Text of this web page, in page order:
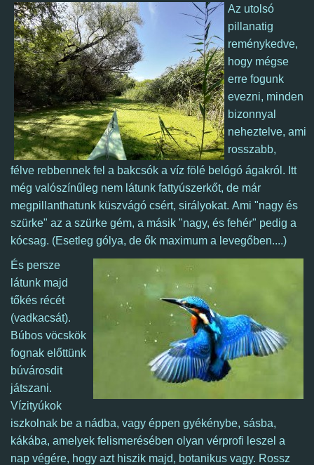
Az utolsó
pillanatig
reménykedve,
hogy mégse
erre fogunk
evezni, minden
bizonnyal
neheztelve, ami
rosszabb,
félve rebbennek fel a bakcsók a víz fölé belógó ágakról. Itt
még valószínűleg nem látunk fattyúszerkőt, de már
megpillanthatunk küszvágó csért, sirályokat. Ami "nagy és
szürke" az a szürke gém, a másik "nagy, és fehér" pedig a
kócsag. (Esetleg gólya, de ők maximum a levegőben....)
És persze
látunk majd
tőkés récét
(vadkacsát).
Búbos vöcskök
fognak előttünk
búvárosdit
játszani.
Vízityúkok
iszkolnak be a nádba, vagy éppen gyékénybe, sásba,
kákába, amelyek felismerésében olyan vérprofi leszel a
nap végére, hogy azt hiszik majd, botanikus vagy. Rossz